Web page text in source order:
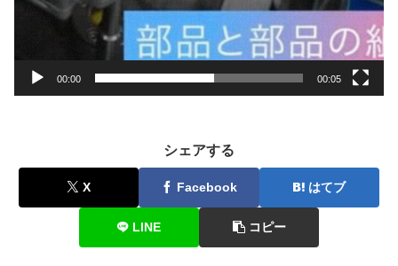
00:00 00:05
シェアする
X Facebook はてブ
LINE コピー